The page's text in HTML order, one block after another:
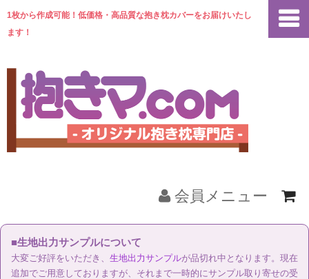
1枚から作成可能！低価格・高品質な抱き枕カバーをお届けいたし
ます！
会員メニュー
商品一覧
■生地出力サンプルについて
大変ご好評をいただき、 生地出力サンプルが品切れ中となります。現在
追加でご用意しておりますが、それまで一時的にサンプル取り寄せの受